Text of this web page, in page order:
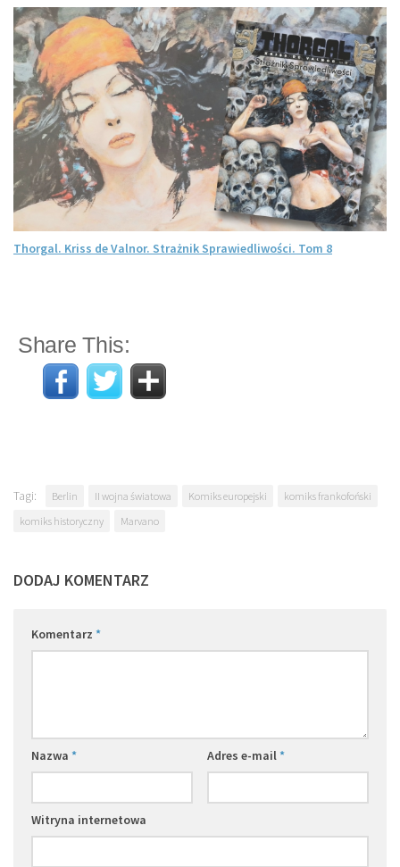
Thorgal. Kriss de Valnor. Strażnik Sprawiedliwości. Tom 8
Share This:
Tagi: Berlin II wojna światowa Komiks europejski
komiks frankofoński
komiks historyczny
Marvano
DODAJ KOMENTARZ
Komentarz *
Nazwa * Adres e-mail*
Witryna internetowa